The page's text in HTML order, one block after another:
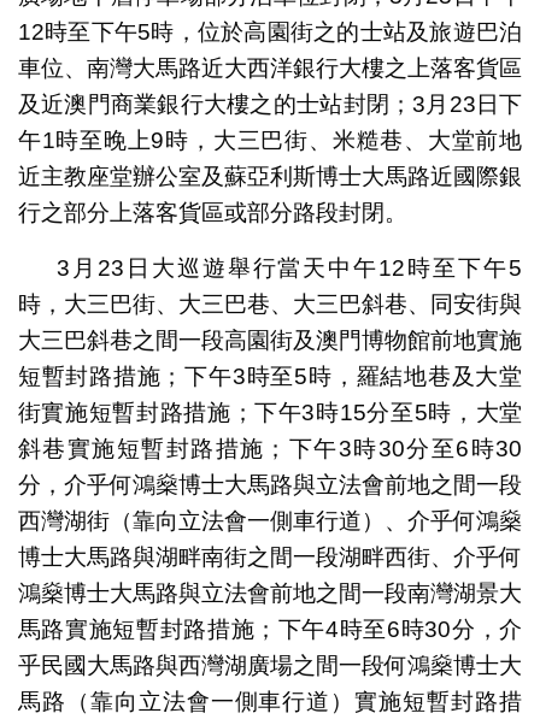
12時至下午5時，位於高園街之的士站及旅遊巴泊
車位、南灣大馬路近大西洋銀行大樓之上落客貨區
及近澳門商業銀行大樓之的士站封閉；3月23日下
午1時至晚上9時，大三巴街、米糙巷、大堂前地
近主教座堂辦公室及蘇亞利斯博士大馬路近國際銀
行之部分上落客貨區或部分路段封閉。
3月23日大巡遊舉行當天中午12時至下午5
時，大三巴街、大三巴巷、大三巴斜巷、同安街與
大三巴斜巷之間一段高園街及澳門博物館前地實施
短暫封路措施；下午3時至5時，羅結地巷及大堂
街實施短暫封路措施；下午3時15分至5時，大堂
斜巷實施短暫封路措施；下午3時30分至6時30
分，介乎何鴻燊博士大馬路與立法會前地之間一段
西灣湖街（靠向立法會一側車行道）、介乎何鴻燊
博士大馬路與湖畔南街之間一段湖畔西街、介乎何
鴻燊博士大馬路與立法會前地之間一段南灣湖景大
馬路實施短暫封路措施；下午4時至6時30分，介
乎民國大馬路與西灣湖廣場之間一段何鴻燊博士大
馬路（靠向立法會一側車行道）實施短暫封路措